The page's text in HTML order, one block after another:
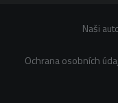
Naši
Ochrana osobních